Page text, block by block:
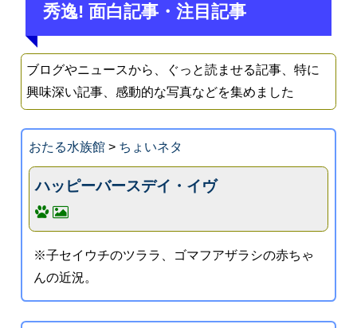
秀逸! 面白記事・注目記事
ブログやニュースから、ぐっと読ませる記事、特に
興味深い記事、感動的な写真などを集めました
おたる水族館> ちょいネタ
ハッピーバースデイ・イヴ
※子セイウチのツララ、ゴマフアザラシの赤ちゃ
んの近況。